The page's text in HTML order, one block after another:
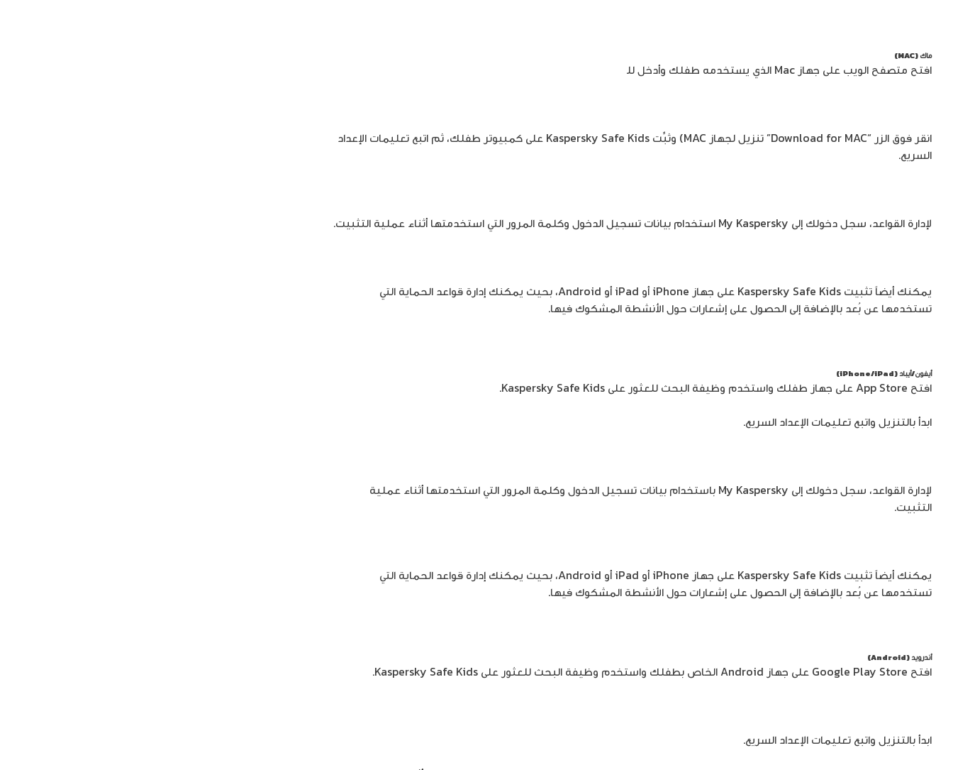
ماك (MAC)
افتح متصفح الويب على جهاز Mac الذي يستخدمه طفلك وأدخل لل
انقر فوق الزر “Download for MAC” تنزيل لجهاز MAC) وثبِّت Kaspersky Safe Kids على كمبيوتر طفلك، ثم اتبع تعليمات الإعداد
السريع.
لإدارة القواعد، سجل دخولك إلى My Kaspersky استخدام بيانات تسجيل الدخول وكلمة المرور التي استخدمتها أثناء عملية التثبيت.
يمكنك أيضاً تثبيت Kaspersky Safe Kids على جهاز iPhone أو iPad أو Android، بحيث يمكنك إدارة قواعد الحماية التي
تستخدمها عن بُعد بالإضافة إلى الحصول على إشعارات حول الأنشطة المشكوك فيها.
أيفون/أيباد (iPhone/iPad)
افتح App Store على جهاز طفلك واستخدم وظيفة البحث للعثور على Kaspersky Safe Kids.
ابدأ بالتنزيل واتبع تعليمات الإعداد السريع.
لإدارة القواعد، سجل دخولك إلى My Kaspersky باستخدام بيانات تسجيل الدخول وكلمة المرور التي استخدمتها أثناء عملية
التثبيت.
يمكنك أيضاً تثبيت Kaspersky Safe Kids على جهاز iPhone أو iPad أو Android، بحيث يمكنك إدارة قواعد الحماية التي
تستخدمها عن بُعد بالإضافة إلى الحصول على إشعارات حول الأنشطة المشكوك فيها.
أندرويد (Android)
افتح Google Play Store على جهاز Android الخاص بطفلك واستخدم وظيفة البحث للعثور على Kaspersky Safe Kids.
ابدأ بالتنزيل واتبع تعليمات الإعداد السريع.